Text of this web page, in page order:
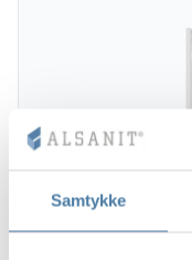
Samtykke